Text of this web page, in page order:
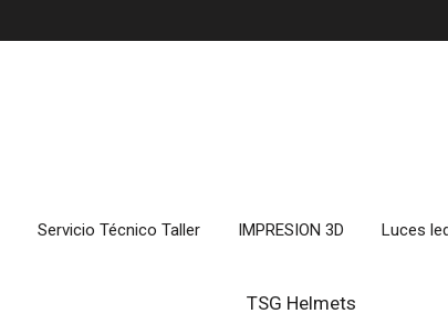
Servicio Técnico Taller IMPRESION 3D Luces
TSG Helmets